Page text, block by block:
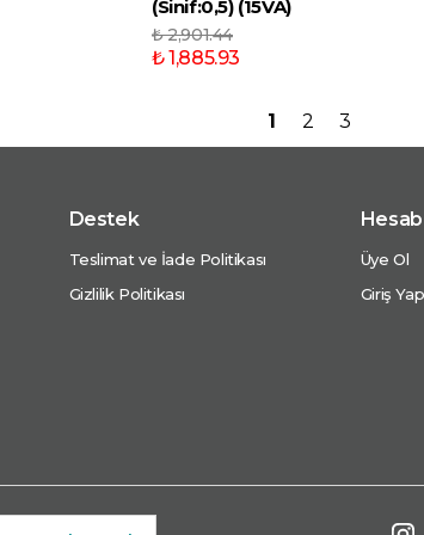
(Sinif:0,5) (15VA)
₺ 2,901.44
₺ 1,885.93
1 2 3
Destek
Teslimat ve İade Politikası
Gizlilik Politikası
Üye Ol
Giriş Yap